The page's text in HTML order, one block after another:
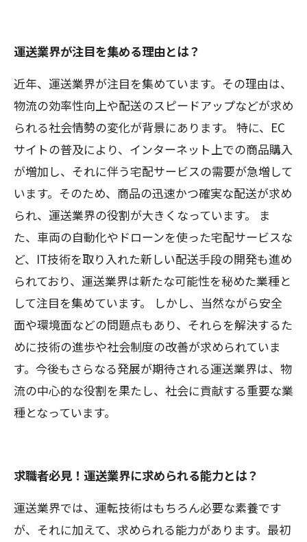
運送業界が注目を集める理由とは？
近年、運送業界が注目を集めています。その理由は、
物流の効率性向上や配送のスピードアップなどが求め
られる社会情勢の変化が背景にあります。 特に、EC
サイトの普及により、インターネット上での商品購入
が増加し、それに伴う宅配サービスの需要が急増して
います。そのため、商品の迅速かつ確実な配送が求め
られ、運送業界の役割が大きくなっています。 ま
た、車両の自動化やドローンを使った宅配サービスな
ど、IT技術を取り入れた新しい配送手段の開発も進め
られており、運送業界は新たな可能性を秘めた業種と
して注目を集めています。 しかし、当然ながら安全
面や環境面などの問題点もあり、それらを解決するた
めに技術の進歩や社会制度の改善が求められていま
す。今後もさらなる発展が期待される運送業界は、物
流の中心的な役割を果たし、社会に貢献する重要な業
種となっています。
求職者必見！運送業界に求められる能力とは？
運送業界では、運転技術はもちろん必要な素養です
が、それに加えて、求められる能力があります。最初